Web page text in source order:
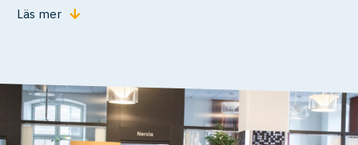
Läs mer